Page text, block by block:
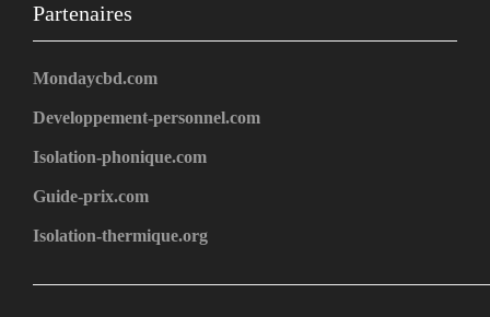
Partenaires
Mondaycbd.com
Developpement-personnel.com
Isolation-phonique.com
Guide-prix.com
Isolation-thermique.org